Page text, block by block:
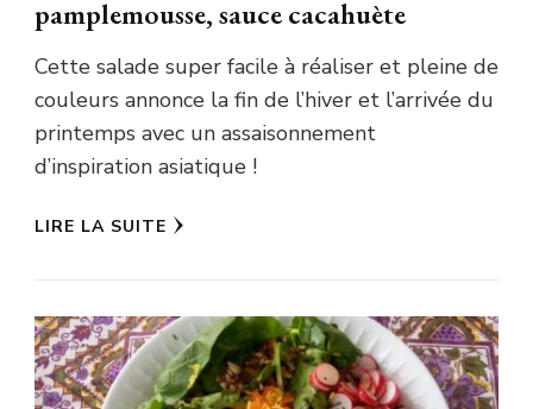
pamplemousse, sauce cacahuète
Cette salade super facile à réaliser et pleine de
couleurs annonce la fin de l’hiver et l’arrivée du
printemps avec un assaisonnement
d’inspiration asiatique !
LIRE LA SUITE